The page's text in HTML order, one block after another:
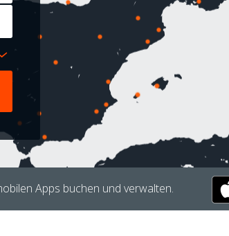
Apps buchen und verwalten.